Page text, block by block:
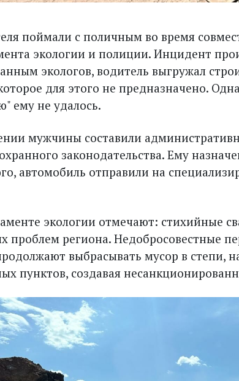
поймали с поличным во время
экологии и полиции. Инцидент
экологов, водитель выгружал
для этого не предназначено.
ему не удалось.
мужчины составили
законодательства. Ему
автомобиль отправили на
экологии отмечают: стихийные
проблем региона. Недобросовестные
выбрасывать мусор в степи,
пунктов, создавая